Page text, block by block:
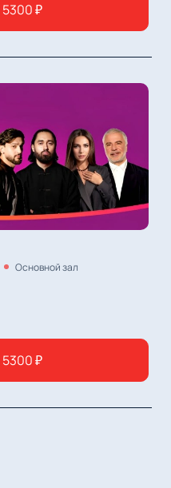
5300₽
Основной зал
5300₽